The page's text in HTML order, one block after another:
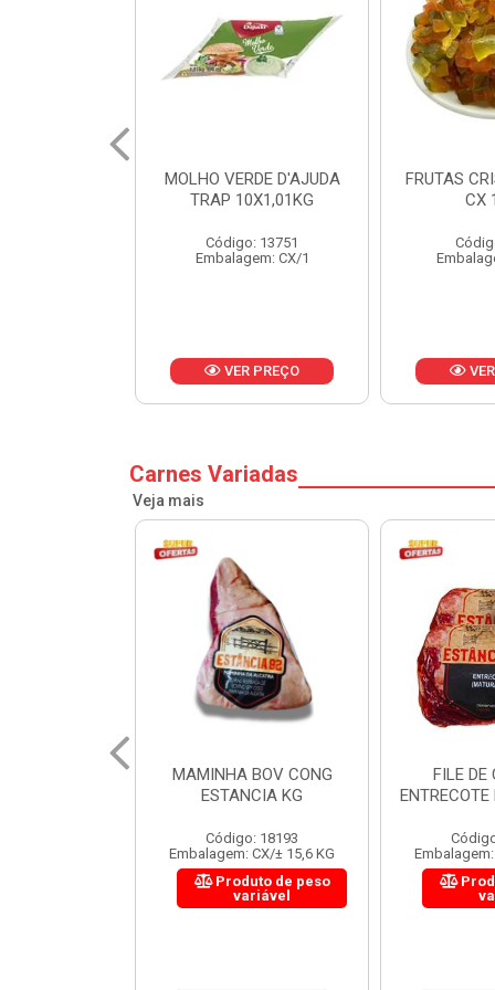
FRUTAS CRISTALIZADAS
CX 10KG
Código: 1785
Embalagem: KG/10
VER PREÇO
Carnes Variadas
Veja mais
FILE DE COSTELA
ENTRECOTE ESTANCIA KG
Código: 18299
Embalagem: CX/± 14,4 KG
Produto de peso
variável
CUPIM
Embalagem: